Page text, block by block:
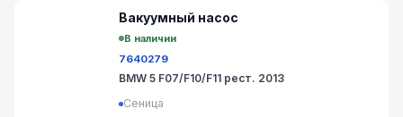
Вакуумный насос
В наличии
7640279
BMW 5 F07/F10/F11 рест. 2013
Сеница